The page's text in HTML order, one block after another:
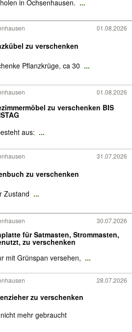
in Ochsenhausen. ...
01.08.2026
zu verschenken
Pflanzkrüge, ca 30 ...
01.08.2026
zu verschenken BIS
aus: ...
31.07.2026
zu verschenken
Zustand ...
30.07.2026
für Satmasten, Strommasten,
zu verschenken
mit Grünspan versehen, ...
28.07.2026
zu verschenken
mehr gebraucht